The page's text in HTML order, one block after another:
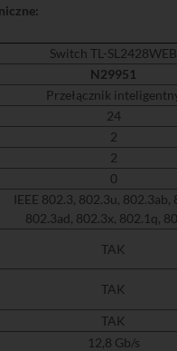
Switch TL-SL2428WEB
N29951
Przełącznik
24
2
2
0
IEEE 802.3, 802.3u, 802.3ab,
802.3ad, 802.3x, 802.1q,
TAK
TAK
TAK
12,8 Gb/s